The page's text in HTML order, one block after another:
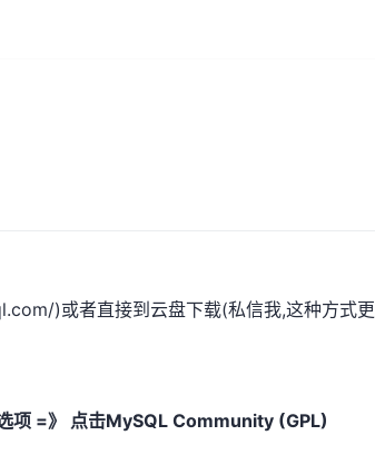
)或者直接到云盘下载(私信我,这种方式更
项 =》 点击MySQL Community (GPL)